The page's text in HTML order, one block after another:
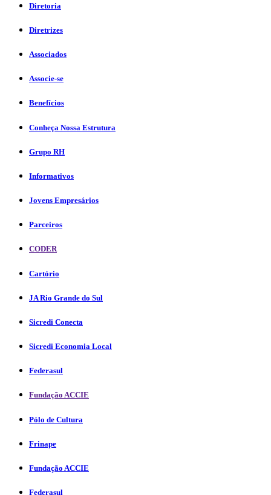
Diretoria
Diretrizes
Associados
Associe-se
Benefícios
Conheça Nossa Estrutura
Grupo RH
Informativos
Jovens Empresários
Parceiros
CODER
Cartório
JA Rio Grande do Sul
Sicredi Conecta
Sicredi Economia Local
Federasul
Fundação ACCIE
Pólo de Cultura
Frinape
Fundação ACCIE
Federasul